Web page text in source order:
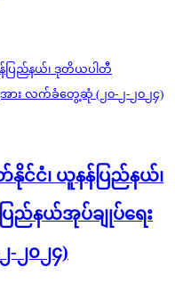
င်ငံ၊ ယူနန်ပြည်နယ်၊
ြည်နယ်အုပ်ချုပ်ရေး
၂၀၂၄)